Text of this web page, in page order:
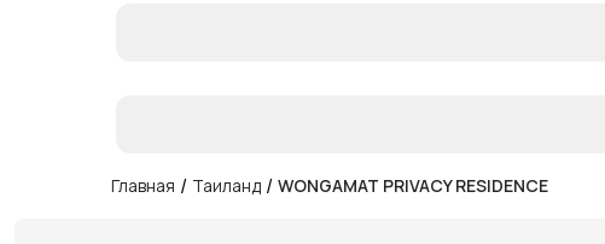
Главная / Таиланд / WONGAMAT PRIVACY RESIDENCE